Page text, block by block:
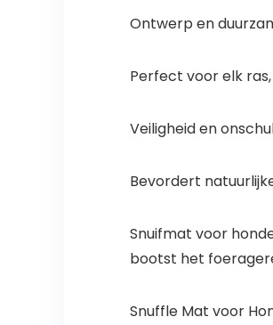
Ontwerp en
Perfect voor elk
Veiligheid en
Bevordert
Snuifmat voor
bootst het
Snuffle Mat voor